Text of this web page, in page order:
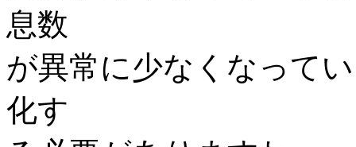
息数
が異常に少なくなって
化す